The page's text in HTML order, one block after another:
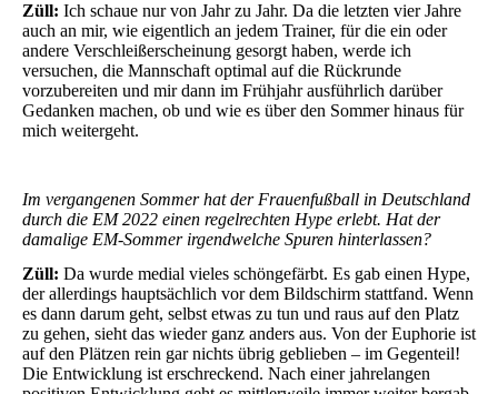
Züll: Ich schaue nur von Jahr zu Jahr. Da die letzten vier Jahre
auch an mir, wie eigentlich an jedem Trainer, für die ein oder
andere Verschleißerscheinung gesorgt haben, werde ich
versuchen, die Mannschaft optimal auf die Rückrunde
vorzubereiten und mir dann im Frühjahr ausführlich darüber
Gedanken machen, ob und wie es über den Sommer hinaus für
mich weitergeht.
Im vergangenen Sommer hat der Frauenfußball in Deutschland
durch die EM 2022 einen regelrechten Hype erlebt. Hat der
damalige EM-Sommer irgendwelche Spuren hinterlassen?
Züll: Da wurde medial vieles schöngefärbt. Es gab einen Hype,
der allerdings hauptsächlich vor dem Bildschirm stattfand. Wenn
es dann darum geht, selbst etwas zu tun und raus auf den Platz
zu gehen, sieht das wieder ganz anders aus. Von der Euphorie ist
auf den Plätzen rein gar nichts übrig geblieben – im Gegenteil!
Die Entwicklung ist erschreckend. Nach einer jahrelangen